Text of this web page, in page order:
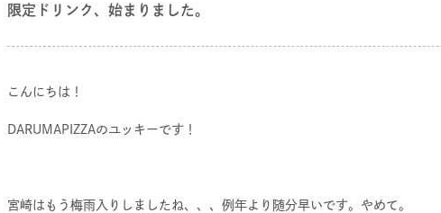
限定ドリンク、始まりました。
こんにちは！
DARUMAPIZZAのユッキーです！
宮崎はもう梅雨入りしましたね、、、例年より随分早いです。やめて。